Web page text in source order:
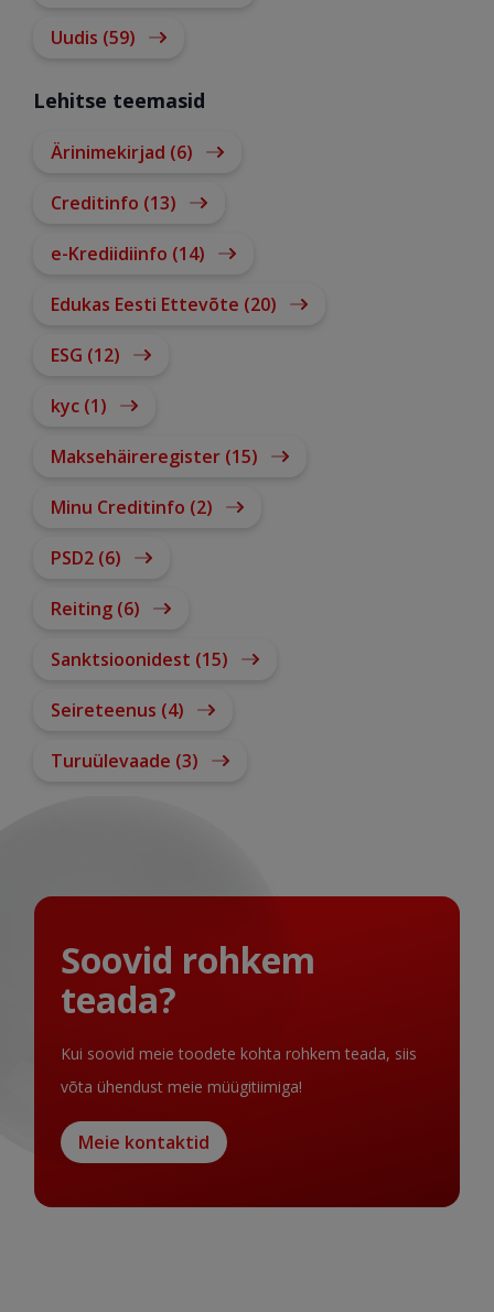
Uudis (59)
Lehitse teemasid
Ärinimekirjad (6)
Creditinfo (13)
e-Krediidiinfo (14)
Edukas Eesti Ettevõte (20)
ESG (12)
kyc (1)
Maksehäireregister (15)
Minu Creditinfo (2)
PSD2 (6)
Reiting (6)
Sanktsioonidest (15)
Seireteenus (4)
Turuülevaade (3)
Soovid rohkem
teada?
Kui soovid meie toodete kohta rohkem teada, siis
võta ühendust meie müügitiimiga!
Meie kontaktid